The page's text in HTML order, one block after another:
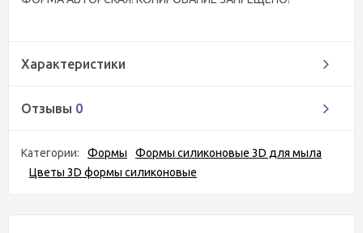
Характеристики
Отзывы 0
Категории: Формы
Формы силиконовые 3D для мыла
Цветы 3D формы силиконовые